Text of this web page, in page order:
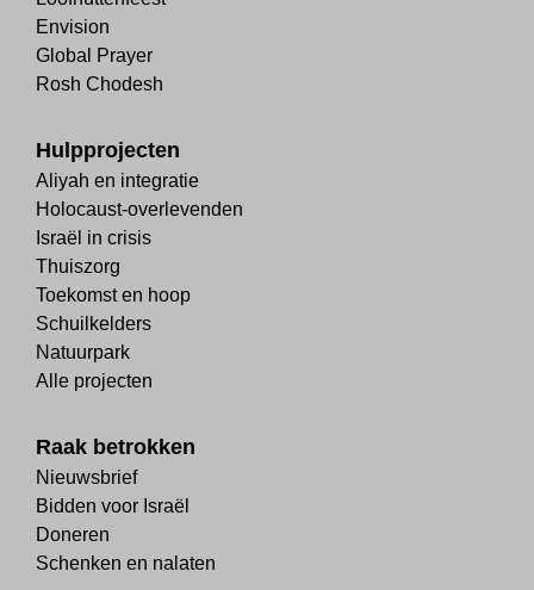
Envision
Global Prayer
Rosh Chodesh
Hulpprojecten
Aliyah en integratie
Holocaust-overlevenden
Israël in crisis
Thuiszorg
Toekomst en hoop
Schuilkelders
Natuurpark
Alle projecten
Raak betrokken
Nieuwsbrief
Bidden voor Israël
Doneren
Schenken en nalaten